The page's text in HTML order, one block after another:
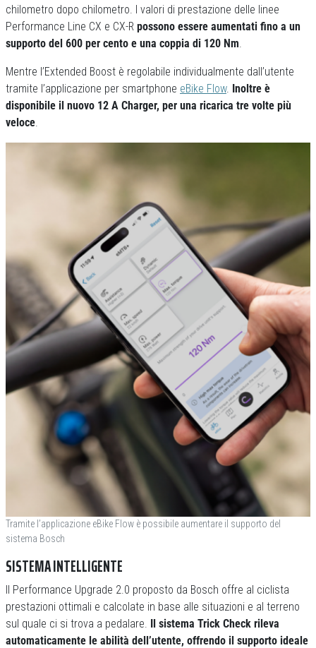
chilometro dopo chilometro. I valori di prestazione delle linee
Performance Line CX e CX-R possono essere aumentati fino a un
supporto del 600 per cento e una coppia di 120 Nm.
Mentre l’Extended Boost è regolabile individualmente dall’utente
tramite l’applicazione per smartphone eBike Flow. Inoltre è
disponibile il nuovo 12 A Charger, per una ricarica tre volte più
veloce.
Tramite l’applicazione eBike Flow è possibile aumentare il supporto del
sistema Bosch
SISTEMA INTELLIGENTE
Il Performance Upgrade 2.0 proposto da Bosch offre al ciclista
prestazioni ottimali e calcolate in base alle situazioni e al terreno
sul quale ci si trova a pedalare. Il sistema Trick Check rileva
automaticamente le abilità dell’utente, offrendo il supporto ideale